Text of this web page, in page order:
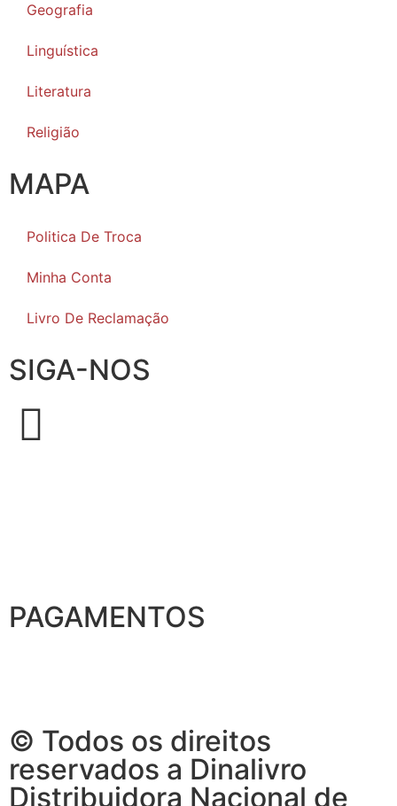
Geografia
Linguística
Literatura
Religião
MAPA
Politica De Troca
Minha Conta
Livro De Reclamação
SIGA-NOS
PAGAMENTOS
© Todos os direitos
reservados a Dinalivro
Distribuidora Nacional de